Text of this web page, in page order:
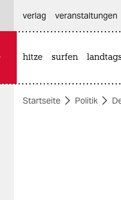
themen
verlag
veranstaltungen
hitze surfen
Startseite Politik